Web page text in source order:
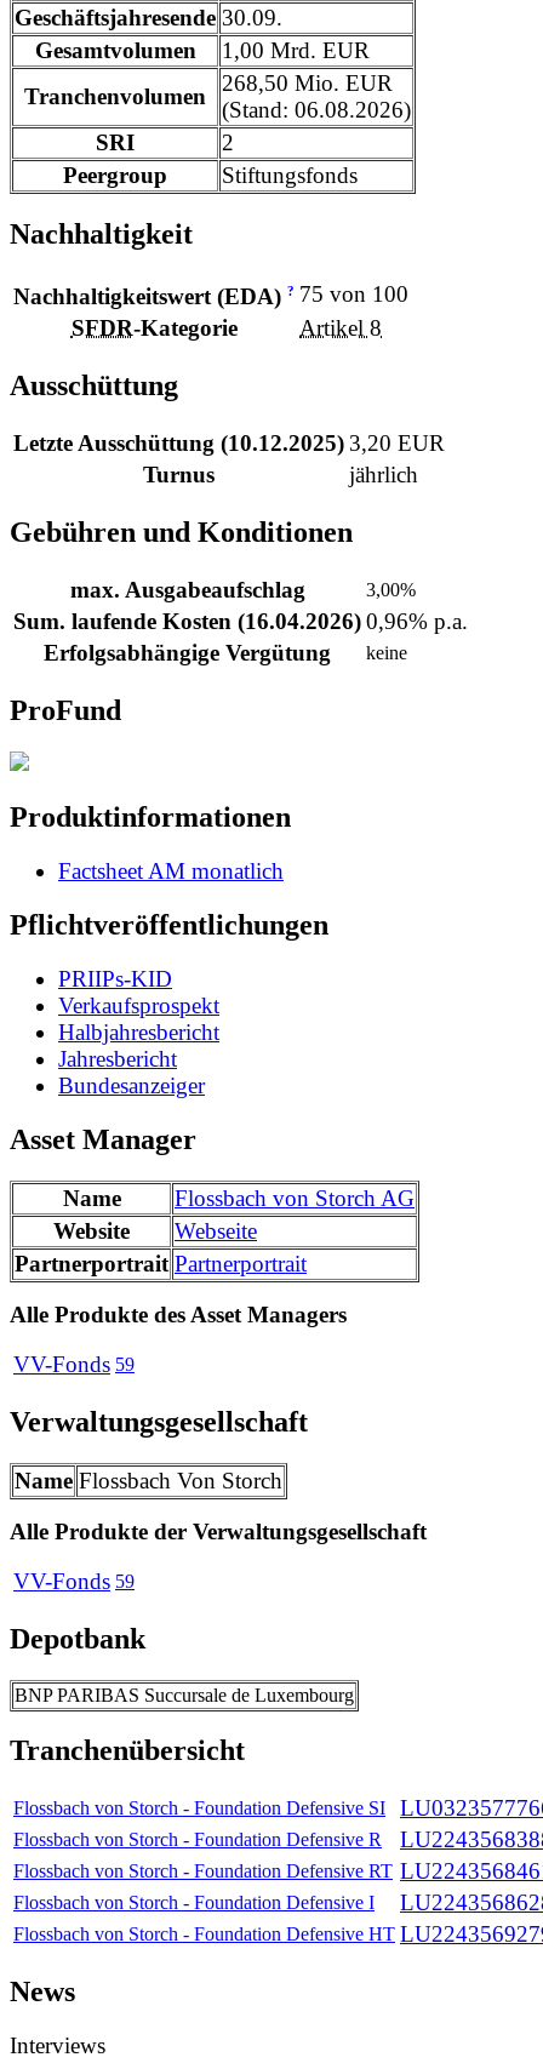
Geschäftsjahresende 30.09.
Gesamtvolumen
1,00 Mrd. EUR
Tranchenvolumen
268,50 Mio. EUR
(Stand: 06.08.2026)
SRI
2
Peergroup
Stiftungsfonds
Nachhaltigkeit
Nachhaltigkeitswert (EDA) ? 75 von 100
SFDR-Kategorie Artikel 8
Ausschüttung
Letzte Ausschüttung (10.12.2025) 3,20 EUR
Turnus
jährlich
Gebühren und Konditionen
max. Ausgabeaufschlag 3,00%
Sum. laufende Kosten (16.04.2026)0,96% p.a.
Erfolgsabhängige Vergütung
keine
ProFund
Produktinformationen
Factsheet AM monatlich
Pflichtveröffentlichungen
PRIIPs-KID
Verkaufsprospekt
Halbjahresbericht
Jahresbericht
Bundesanzeiger
Asset Manager
Name
Flossbach von Storch AG
Website
Webseite
Partnerportrait Partnerportrait
Alle Produkte des Asset Managers
VV-Fonds 59
Verwaltungsgesellschaft
Name Flossbach Von Storch
Alle Produkte der Verwaltungsgesellschaft
VV-Fonds 59
Depotbank
BNP PARIBAS Succursale de Luxembourg
Tranchenübersicht
Flossbach von Storch - Foundation Defensive SI
Flossbach von Storch - Foundation Defensive R
Flossbach von Storch - Foundation Defensive RT
Flossbach von Storch - Foundation Defensive I
Flossbach von Storch - Foundation Defensive HT
News
Interviews